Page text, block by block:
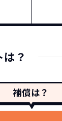
？
補償は？